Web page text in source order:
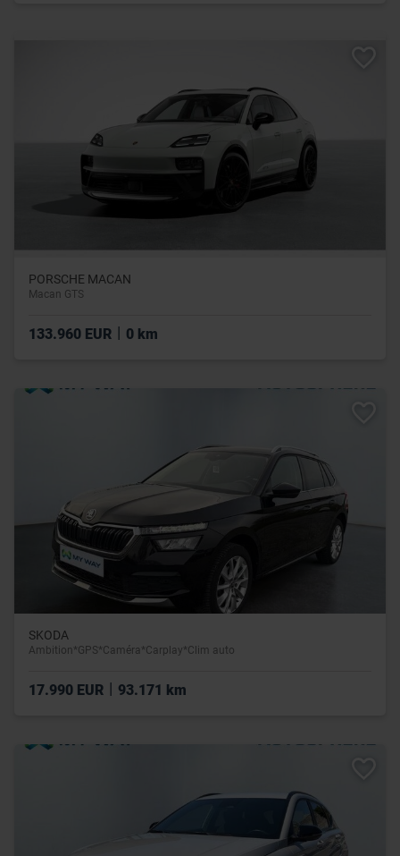
PORSCHE MACAN
Macan GTS
133.960 EUR 0 km
SKODA
Ambition*GPS*Caméra*Carplay*Clim auto
17.990 EUR | 93.171 km